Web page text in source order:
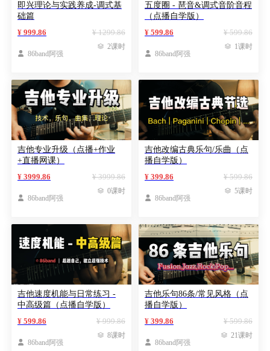
即兴理论与实践养成-调式基
础篇
¥ 1299.86
¥ 999.86
 86band阿强
 2课时
五度圈 - 琶音&调式音阶音程
（点播自学版）
¥ 599.86
¥ 599.86
 86band阿强
 1课时
吉他专业升级（点播+作业
+直播网课）
¥ 3999.86
¥ 3999.86
 86band阿强
 0课时
吉他改编古典乐句/乐曲（点
播自学版）
¥ 599.86
¥ 399.86
 86band阿强
 5课时
吉他速度机能与日常练习 -
中高级篇（点播自学版）
¥ 999.86
¥ 599.86
 86band阿强
 8课时
吉他乐句86条/常见风格（点
播自学版）
¥ 599.86
¥ 399.86
 86band阿强
 21课时